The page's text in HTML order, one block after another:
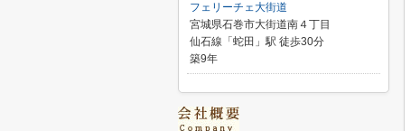
フェリーチェ大街道
宮城県石巻市大街道南４丁目
仙石線「蛇田」駅 徒歩30分
築9年